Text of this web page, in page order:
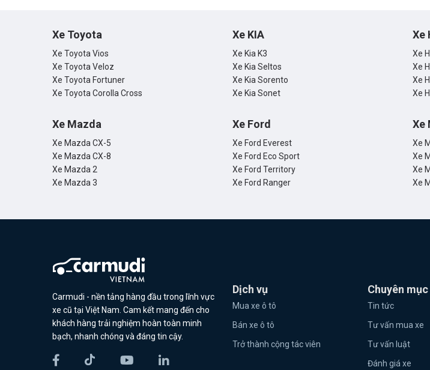
Xe Toyota
Xe Toyota Vios
Xe Toyota Veloz
Xe Toyota Fortuner
Xe Toyota Corolla Cross
Xe KIA
Xe Kia K3
Xe Kia Seltos
Xe Kia Sorento
Xe Kia Sonet
Xe
Xe
Xe
Xe
Xe
Xe Mazda
Xe Mazda CX-5
Xe Mazda CX-8
Xe Mazda 2
Xe Mazda 3
Xe Ford
Xe Ford Everest
Xe Ford Eco Sport
Xe Ford Territory
Xe Ford Ranger
Xe
Xe
Xe
Xe
Xe
Carmudi - nền tảng hàng đầu trong lĩnh vực
xe cũ tại Việt Nam. Cam kết mang đến cho
khách hàng trải nghiệm hoàn toàn minh
bạch, nhanh chóng và đáng tin cậy.
Dịch vụ
Mua xe ô tô
Bán xe ô tô
Trở thành cộng tác viên
Chuyên mục
Tin tức
Tư vấn mua xe
Tư vấn luật
Đánh giá xe